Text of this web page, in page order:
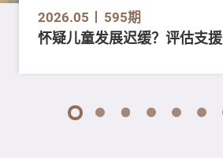
2026.05 595期
怀疑儿童发展迟缓？评估支
1 2 3 4 5 6